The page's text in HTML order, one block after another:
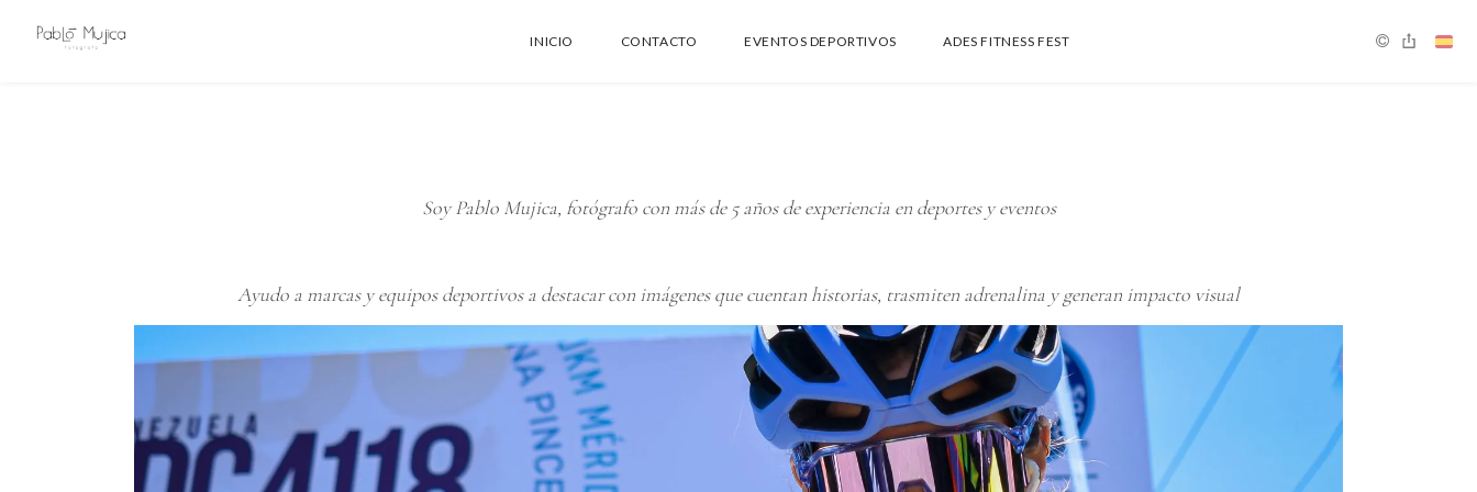
INICIO CONTACTO EVENTOS DEPORTIVOS ADES FITNESS FEST
Soy Pablo Mujica, fotógrafo con más de 5 años de experiencia en deportes y eventos
Ayudo a marcas y equipos deportivos a destacar con imágenes que cuentan historias, trasmiten adrenalina y generan impacto visual